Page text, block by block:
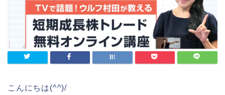
こんにちは(^^)/